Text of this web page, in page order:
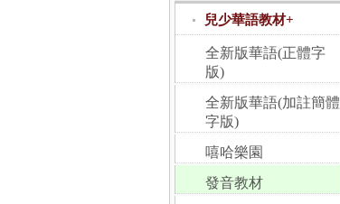
兒少華語教材+
全新版華語(正體字
版)
全新版華語(加註簡體
字版)
嘻哈樂園
發音教材